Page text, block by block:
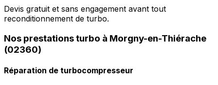
Devis gratuit et sans engagement avant tout
reconditionnement de turbo.
Nos prestations turbo à Morgny-en-Thiérache
(02360)
Réparation de turbocompresseur